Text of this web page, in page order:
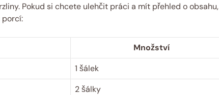
Pokud si chcete ulehčit práci a mít přehled o obsahu,
Množství
1 šálek
2 šálky